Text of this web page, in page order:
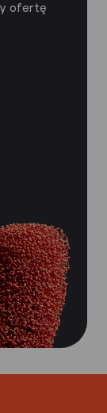
ofertę